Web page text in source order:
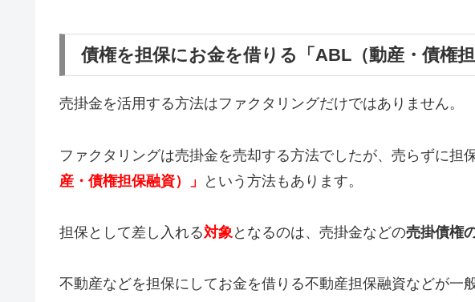
債権を担保にお金を借りる「ABL（動産・債権担
売掛金を活用する方法はファクタリングだけではありません。
ファクタリングは売掛金を売却する方法でしたが、売らずに担
産・債権担保融資）」
という方法もあります。
担保として差し入れる対象となるのは、売掛金などの売掛債権
不動産などを担保にしてお金を借りる不動産担保融資などが一